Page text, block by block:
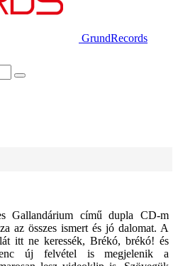
GrundRecords
Gallandárium című dupla CD-m
az összes ismert és jó dalomat. A
itt ne keressék, Brékó, brékó! és
új felvétel is megjelenik a